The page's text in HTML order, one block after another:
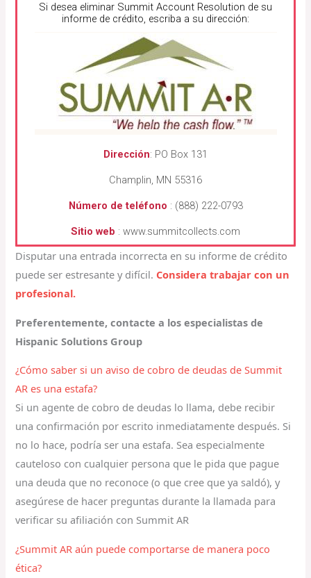
Si desea eliminar Summit Account Resolution de su
informe de crédito, escriba a su dirección:
Dirección: PO Box 131
Champlin, MN 55316
Número de teléfono : (888) 222-0793
Sitio web : www.summitcollects.com
Disputar una entrada incorrecta en su informe de crédito
puede ser estresante y difícil. Considera trabajar con un
profesional.
Preferentemente, contacte a los especialistas de
Hispanic Solutions Group
¿Cómo saber si un aviso de cobro de deudas de Summit
AR es una estafa?
Si un agente de cobro de deudas lo llama, debe recibir
una confirmación por escrito inmediatamente después. Si
no lo hace, podría ser una estafa. Sea especialmente
cauteloso con cualquier persona que le pida que pague
una deuda que no reconoce (o que cree que ya saldó), y
asegúrese de hacer preguntas durante la llamada para
verificar su afiliación con Summit AR
¿Summit AR aún puede comportarse de manera poco
ética?